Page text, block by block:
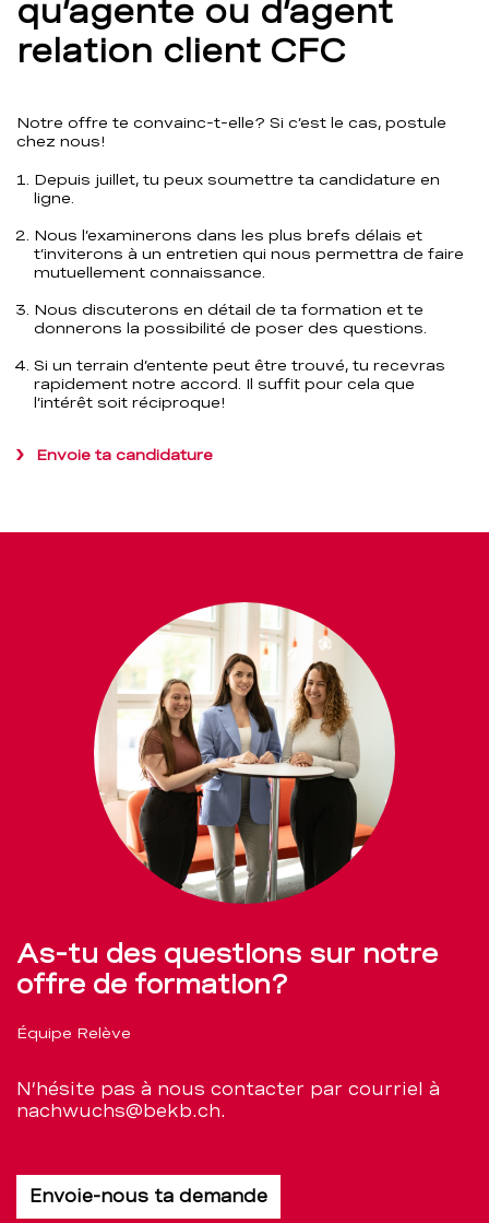
qu’agente ou d’agent
relation client CFC
Notre offre te convainc-t-elle? Si c’est le cas, postule
chez nous!
Depuis juillet, tu peux soumettre ta candidature en
ligne.
Nous l’examinerons dans les plus brefs délais et
t’inviterons à un entretien qui nous permettra de faire
mutuellement connaissance.
Nous discuterons en détail de ta formation et te
donnerons la possibilité de poser des questions.
Si un terrain d’entente peut être trouvé, tu recevras
rapidement notre accord. Il suffit pour cela que
l’intérêt soit réciproque!
Envoie ta candidature
As-tu des questions sur notre
offre de formation?
Équipe Relève
N’hésite pas à nous contacter par courriel à
nachwuchs@bekb.ch.
Envoie-nous ta demande